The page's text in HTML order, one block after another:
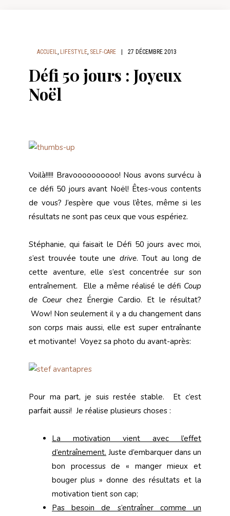
ACCUEIL, LIFESTYLE, SELF-CARE 27 DÉCEMBRE 2013
Défi 50 jours : Joyeux
Noël
Voilà!!!!! Bravoooooooooo! Nous avons survécu à
ce défi 50 jours avant Noël! Êtes-vous contents
de vous? J’espère que vous l’êtes, même si les
résultats ne sont pas ceux que vous espériez.
Stéphanie, qui faisait le Défi 50 jours avec moi,
s’est trouvée toute une drive. Tout au long de
cette aventure, elle s’est concentrée sur son
entraînement. Elle a même réalisé le défi Coup
de Coeurchez Énergie Cardio. Et le résultat?
Wow! Non seulement il y a du changement dans
son corps mais aussi, elle est super entraînante
et motivante! Voyez sa photo du avant-après:
Pour ma part, je suis restée stable. Et c’est
parfait aussi! Je réalise plusieurs choses :
La motivation vient avec l’effet
d’entraînement. Juste d’embarquer dans un
bon processus de « manger mieux et
bouger plus » donne des résultats et la
motivation tient son cap;
Pas besoin de s’entraîner comme un